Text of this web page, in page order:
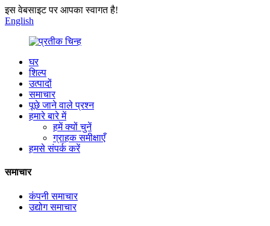
इस वेबसाइट पर आपका स्वागत है!
English
घर
शिल्प
उत्पादों
समाचार
पूछे जाने वाले प्रश्न
हमारे बारे में
हमें क्यों चुनें
ग्राहक समीक्षाएँ
हमसे संपर्क करें
समाचार
कंपनी समाचार
उद्योग समाचार